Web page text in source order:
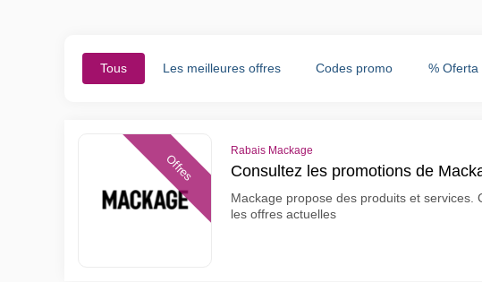
Tous Les meilleures offres Codes promo % Oferta
Offres
Rabais Mackage
Consultez les promotions de
Mackage propose des produits et services.
les offres actuelles